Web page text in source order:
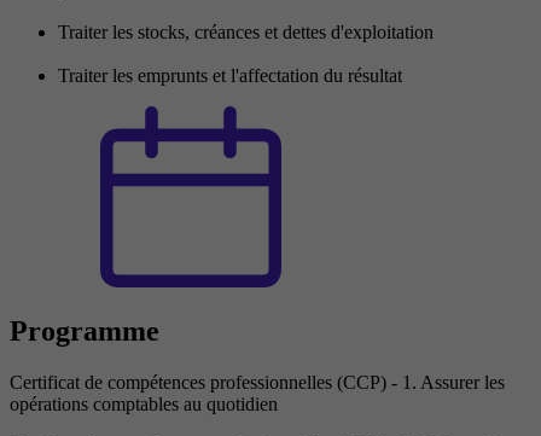
Traiter les stocks, créances et dettes d'exploitation
Traiter les emprunts et l'affectation du résultat
Programme
Certificat de compétences professionnelles (CCP) - 1. Assurer les
opérations comptables au quotidien